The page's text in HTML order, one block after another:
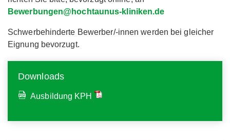
Bewerbungen@hochtaunus-kliniken.de
Schwerbehinderte Bewerber/-innen werden bei gleicher
Eignung bevorzugt.
Downloads
Ausbildung KPH